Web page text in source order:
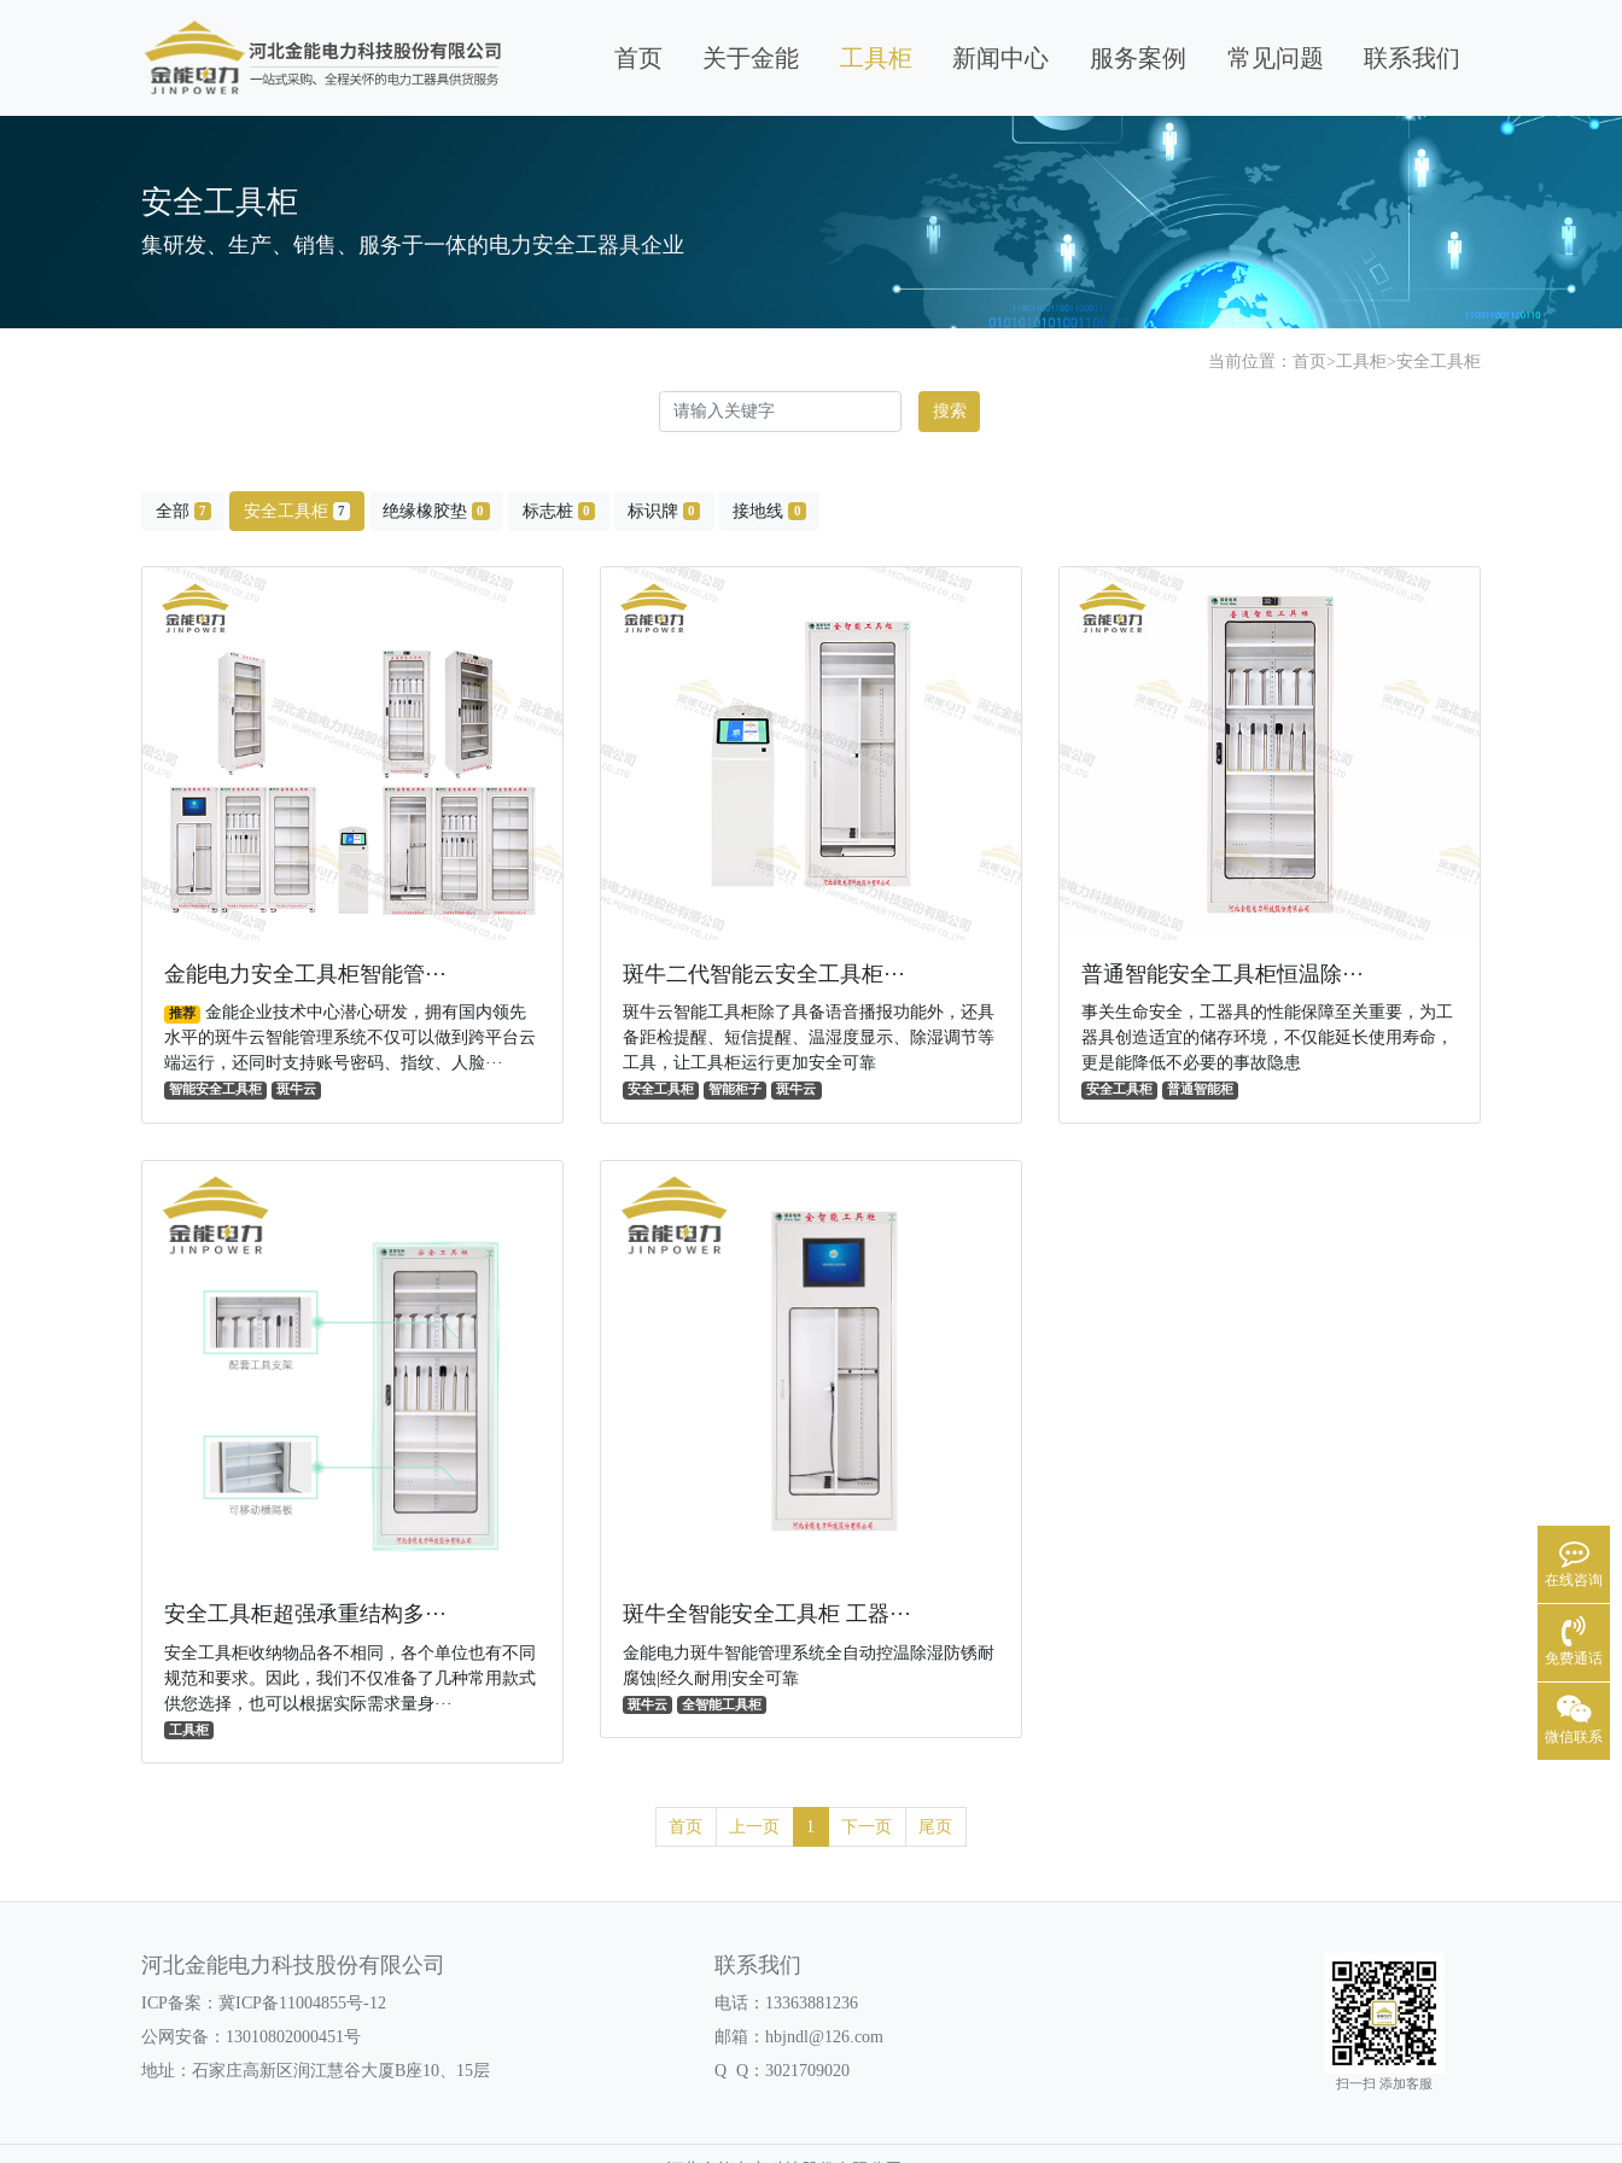
首页 关于金能 工具柜 新闻中心 服务案例 常见问题 联系我们
安全工具柜
集研发、生产、销售、服务于一体的电力安全工器具企业
当前位置： 首页 >工具柜>安全工具柜
搜索
全部 7 安全工具柜 7 绝缘橡胶垫 0 标志桩 0 标识牌 0 接地线 0
金能电力安全工具柜智能管···
推荐 金能企业技术中心潜心研发，拥有国内领先
水平的斑牛云智能管理系统不仅可以做到跨平台云
端运行，还同时支持账号密码、指纹、人脸···
智能安全工具柜 斑牛云
斑牛二代智能云安全工具柜···
斑牛云智能工具柜除了具备语音播报功能外，还具
备距检提醒、短信提醒、温湿度显示、除湿调节等
工具，让工具柜运行更加安全可靠
安全工具柜 智能柜子 斑牛云
普通智能安全工具柜恒温除···
事关生命安全，工器具的性能保障至关重要，为工
器具创造适宜的储存环境，不仅能延长使用寿命，
更是能降低不必要的事故隐患
安全工具柜 普通智能柜
安全工具柜超强承重结构多···
安全工具柜收纳物品各不相同，各个单位也有不同
规范和要求。因此，我们不仅准备了几种常用款式
供您选择，也可以根据实际需求量身···
工具柜
斑牛全智能安全工具柜 工器···
金能电力斑牛智能管理系统全自动控温除湿防锈耐
腐蚀|经久耐用|安全可靠
斑牛云 全智能工具柜
首页 上一页 1 下一页 尾页
河北金能电力科技股份有限公司
ICP备案： 冀ICP备11004855号-12
公网安备：13010802000451号
地址：石家庄高新区润江慧谷大厦B座10、15层
联系我们
电话：13363881236
邮箱：hbjndl@126.com
Q Q：3021709020
扫一扫 添加客服
在线咨询
免费通话
微信联系